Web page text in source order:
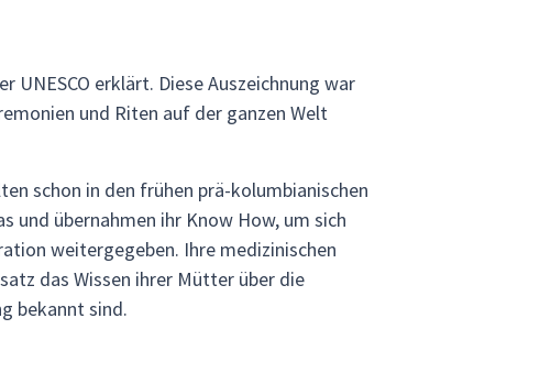
erklärt. Diese Auszeichnung war
und Riten auf der ganzen Welt
schon in den frühen prä-kolumbianischen
und übernahmen ihr Know How, um sich
weitergegeben. Ihre medizinischen
das Wissen ihrer Mütter über die
bekannt sind.